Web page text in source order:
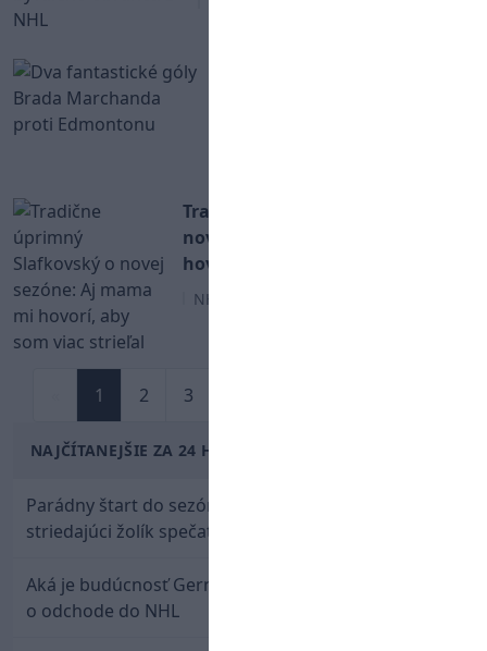
Tradične úprimný Slafkovský o
novej sezóne: Aj mama mi
hovorí, aby som viac strieľal
NHL
1 2 3
NAJČÍTANEJŠIE ZA 24 HODÍN
Parádny štart do sezóny: Rýchlik Boženík ako
striedajúci žolík spečatil postup Stoke
Aká je budúcnosť Gernáta a Pánika? Rusi špekulujú
o odchode do NHL